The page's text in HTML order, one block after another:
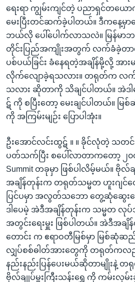
ရေးရာ ကျွမ်းကျင်တဲ့ ပညာရှင်တယေ
မေးပြီးတင်ဆက်ခဲ့ပါတယ်။ ဒီကနေ့မှာ
ဘယ်လို ပေါ်ပေါက်လာသလဲ။ မြန်မာ
တိုင်းပြည်အကျိုးအတွက် လက်ခံခဲ့တာလ
ပစ်ပယ်ခြင်း ခံနေရတဲ့အချိန်မို့လို့ အားမ
လိုက်လျောခဲ့ရသလား။ တရုတ်က လက်လှိ
သလား ဆိုတာကို သိချင်ပါတယ်။ အဲဒါ
ဋ် ကို စပြီးတော့ မေးချင်ပါတယ်။ မြ
ကို အကြမ်းမျဉ်း ပြောပါအုံး။
ဦးအောင်လင်းထွဋ် ။ ။ ခိုင်လုံတဲ့ သတ
ပတ်သက်ပြီး စပေါ်လာတာကတော့ ၂၀၀
Summit တခုမှာ ဖြစ်ပါလိမ့်မယ်။ ဗိုလ်
အချိန်တုန်းက တရုတ်သမ္မတ ဟူးဂျင်
ပြင်ပမှာ အလွတ်သဘော တွေ့ဆုံဆွေးနွ
ဒါပေမဲ့ အဲဒီအချိန်တုန်းက သမ္မတ လု
အတွင်းရေးမှူး ဖြစ်ပါတယ်။ အဲဒီအချိ
တောင်း က ဧရာဝတီမြစ်မှာ မြစ်ဆုံဆ
လျှပ်စစ်ဓါတ်အားတွေကို တရုတ်ကလ
နည်းနည်းပြန်ပေးမယ်ဆိုတာမျိုးနဲ့ တ
ဗိုလ်ချုပ်မှူးကြီးသန်းရွှေ ကို ကမ်းလှမ်